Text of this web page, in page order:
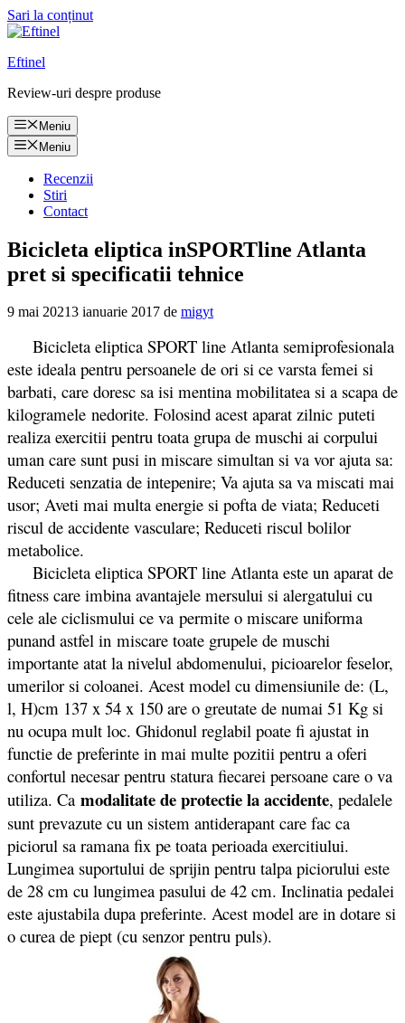
Sari la conținut
Eftinel
Review-uri despre produse
Meniu
Meniu
Recenzii
Stiri
Contact
Bicicleta eliptica inSPORTline Atlanta
pret si specificatii tehnice
9 mai 20213 ianuarie 2017 de migyt
Bicicleta eliptica SPORT line Atlanta semiprofesionala
este ideala pentru persoanele de ori si ce varsta femei si
barbati, care doresc sa isi mentina mobilitatea si a scapa de
kilogramele nedorite. Folosind acest aparat zilnic puteti
realiza exercitii pentru toata grupa de muschi ai corpului
uman care sunt pusi in miscare simultan si va vor ajuta sa:
Reduceti senzatia de intepenire; Va ajuta sa va miscati mai
usor; Aveti mai multa energie si pofta de viata; Reduceti
riscul de accidente vasculare; Reduceti riscul bolilor
metabolice.
Bicicleta eliptica SPORT line Atlanta este un aparat de
fitness care imbina avantajele mersului si alergatului cu
cele ale ciclismului ce va permite o miscare uniforma
punand astfel in miscare toate grupele de muschi
importante atat la nivelul abdomenului, picioarelor feselor,
umerilor si coloanei. Acest model cu dimensiunile de: (L,
l, H)cm 137 x 54 x 150 are o greutate de numai 51 Kg si
nu ocupa mult loc. Ghidonul reglabil poate fi ajustat in
functie de preferinte in mai multe pozitii pentru a oferi
confortul necesar pentru statura fiecarei persoane care o va
utiliza. Ca modalitate de protectie la accidente, pedalele
sunt prevazute cu un sistem antiderapant care fac ca
piciorul sa ramana fix pe toata perioada exercitiului.
Lungimea suportului de sprijin pentru talpa piciorului este
de 28 cm cu lungimea pasului de 42 cm. Inclinatia pedalei
este ajustabila dupa preferinte. Acest model are in dotare si
o curea de piept (cu senzor pentru puls).